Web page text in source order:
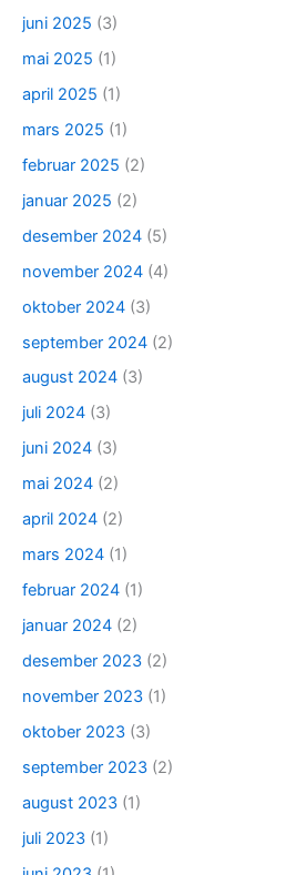
juni 2025 (3)
mai 2025 (1)
april 2025 (1)
mars 2025 (1)
februar 2025 (2)
januar 2025 (2)
desember 2024 (5)
november 2024 (4)
oktober 2024 (3)
september 2024 (2)
august 2024 (3)
juli 2024 (3)
juni 2024 (3)
mai 2024 (2)
april 2024 (2)
mars 2024 (1)
februar 2024 (1)
januar 2024 (2)
desember 2023 (2)
november 2023 (1)
oktober 2023 (3)
september 2023 (2)
august 2023 (1)
juli 2023 (1)